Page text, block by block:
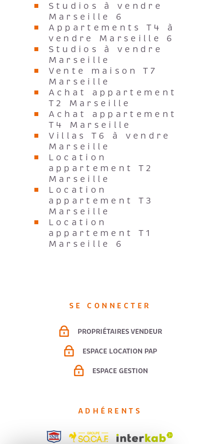
Studios à vendre
Marseille 6
Appartements T4 à
vendre Marseille 6
Studios à vendre
Marseille
Vente maison T7
Marseille
Achat appartement
T2 Marseille
Achat appartement
T4 Marseille
Villas T6 à vendre
Marseille
Location
appartement T2
Marseille
Location
appartement T3
Marseille
Location
appartement T1
Marseille 6
SE CONNECTER
PROPRIÉTAIRES VENDEUR
ESPACE LOCATION PAP
ESPACE GESTION
ADHÉRENTS